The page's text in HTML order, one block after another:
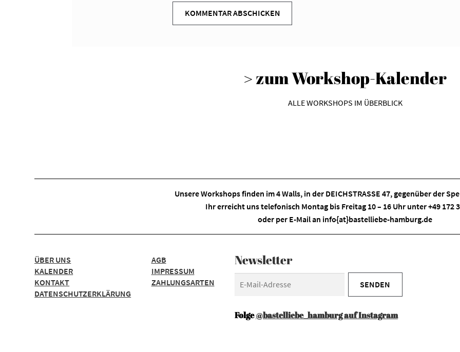
> zum Workshop-Kalender
ALLE WORKSHOPS IM ÜBERBLICK
Unsere Workshops finden im4 Walls, in der DEICHSTRASSE 47, gegenüber der
Ihr erreicht uns telefonisch Montag bis Freitag 10 – 16 Uhr unter +49 172
oder per E-Mail an info{at}bastelliebe-hamburg.de
ÜBER UNS
KALENDER
KONTAKT
DATENSCHUTZERKLÄRUNG
AGB
IMPRESSUM
ZAHLUNGSARTEN
Newsletter
Folge@bastelliebe_hamburg auf Instagram